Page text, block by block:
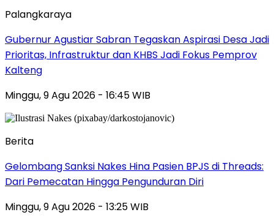
Palangkaraya
Gubernur Agustiar Sabran Tegaskan Aspirasi Desa Jadi
Prioritas, Infrastruktur dan KHBS Jadi Fokus Pemprov
Kalteng
Minggu, 9 Agu 2026 - 16:45 WIB
Berita
Gelombang Sanksi Nakes Hina Pasien BPJS di Threads:
Dari Pemecatan Hingga Pengunduran Diri
Minggu, 9 Agu 2026 - 13:25 WIB